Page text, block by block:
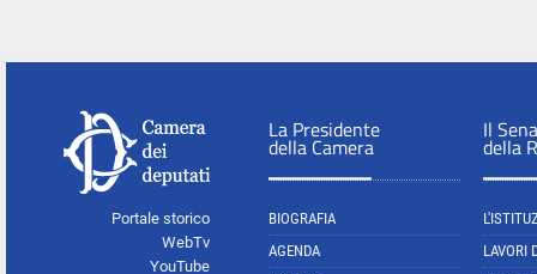
Portale storico
WebTv
YouTube
La Presidente
della Camera
BIOGRAFIA
AGENDA
Il
della
LAVORI